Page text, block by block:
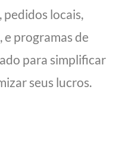
locais,
e programas de
para simplificar
seus lucros.